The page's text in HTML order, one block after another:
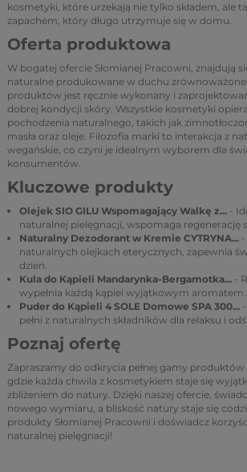
kosmetyki, które urzekają nie tylko składem, ale
zapachem, który długo utrzymuje się w domu.
Oferta produktowa
W bogatej ofercie Słomianej Pracowni, znajdują
naturalne produkowane w duchu
produktów jest ręcznie wykonany i
dobrej kondycji skóry. Wszystkie kosmetyki
pochodzenia naturalnego, takich jak
masła oraz oleje. Filozofia marki to interakcja z
wegańskie, co czyni je idealnym wyborem dla
konsumentów.
Kluczowe produkty
Olejek SIO GILU Wspomagający Walkę z... -
naturalnej pielęgnacji, wspomaga regenerację
Naturalny Dezodorant w Kremie CYTRYNA...
naturalnych olejkach eterycznych, zapewnia
dzień.
Kula do Kąpieli Mandarynka-Bergamotka... -
wypełnia każdą kąpiel wyjątkowym aromatem.
Puder do Kąpieli 4 SOLE Domowe SPA 300...
pełni z naturalnych składników dla relaksu i
Poznaj ofertę
Zapraszamy do odkrycia pełnej gamy produktów
gdzie każda chwila z kosmetykiem staje się
zbliżeniem do natury. Dzięki naszej ofercie,
nowego wymiaru, a bliskość natury staje się
produkty Słomianej Pracowni i doświadcz
naturalnej pielęgnacji!